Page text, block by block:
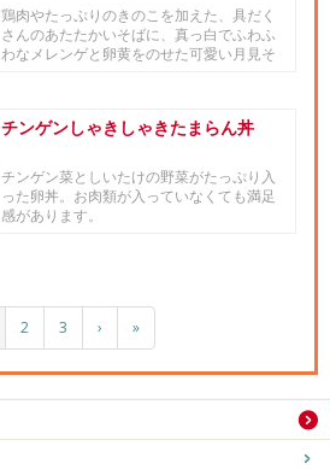
鶏肉やたっぷりのきのこを加えた、具だく
さんのあたたかいそばに、真っ白でふわふ
わなメレンゲと卵黄をのせた可愛い月見そ
チンゲンしゃきしゃきたまらん丼
チンゲン菜としいたけの野菜がたっぷり入
った卵丼。お肉類が入っていなくても満足
感があります。
2 3 › »